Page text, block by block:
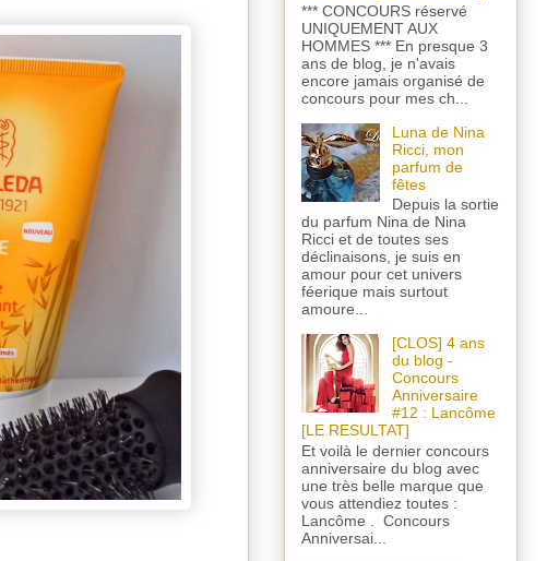
*** CONCOURS réservé
UNIQUEMENT AUX
HOMMES *** En presque 3
ans de blog, je n'avais
encore jamais organisé de
concours pour mes ch...
Luna de Nina
Ricci, mon
parfum de
fêtes
Depuis la sortie
du parfum Nina de Nina
Ricci et de toutes ses
déclinaisons, je suis en
amour pour cet univers
féerique mais surtout
amoure...
[CLOS] 4 ans
du blog -
Concours
Anniversaire
#12 : Lancôme
[LE RESULTAT]
Et voilà le dernier concours
anniversaire du blog avec
une très belle marque que
vous attendiez toutes :
Lancôme . Concours
Anniversai...